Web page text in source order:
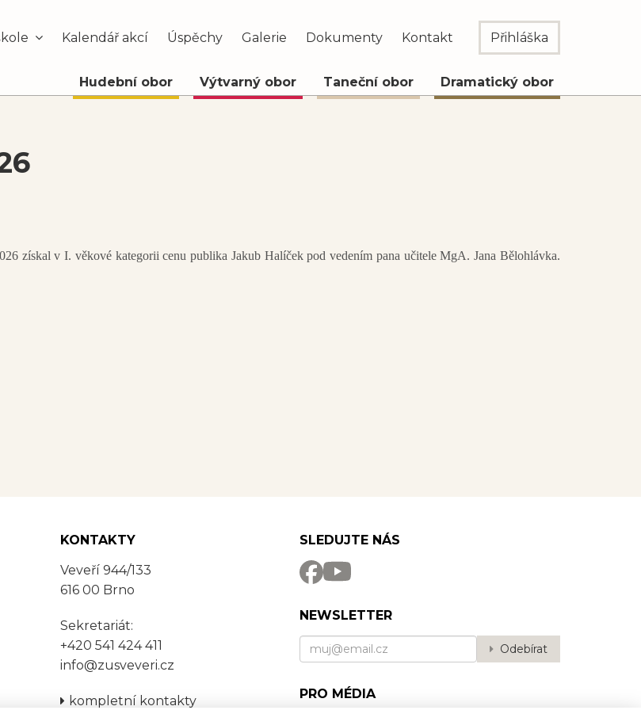
Kalendář akcí Úspěchy Galerie Dokumenty Kontakt Přihláška
Hudební obor Výtvarný obor Taneční obor Dramatický obor
získal v I. věkové kategorii cenu publika Jakub Halíček pod vedením pana učitele MgA. Jana Bělohlávka.
KONTAKTY
Veveří 944/133
616 00 Brno
Sekretariát:
+420 541 424 411
info@zusveveri.cz
kompletní kontakty
SLEDUJTE NÁS
NEWSLETTER
Odebírat
PRO MÉDIA